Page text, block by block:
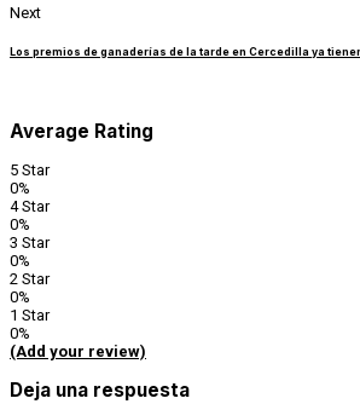
Next
Los premios de ganaderías de la tarde en Cercedilla ya
Average Rating
5 Star
0%
4 Star
0%
3 Star
0%
2 Star
0%
1 Star
0%
(Add your review)
Deja una respuesta